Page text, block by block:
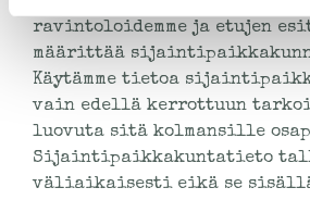
ravintoloidemme ja etujen
määrittää
Käytämme tietoa
vain edellä kerrottuun
luovuta sitä kolmansille
Sijaintipaikkakuntatieto
väliaikaisesti eikä se